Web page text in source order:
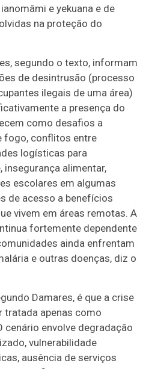
e yekuana e de
na proteção do
segundo o texto, informam
de desintrusão (processo
ilegais de uma área)
a presença do
como desafios a
fogo, conflitos entre
logísticas para
insegurança alimentar,
escolares em algumas
de acesso a benefícios
vivem em áreas remotas. A
fortemente dependente
ainda enfrentam
e outras doenças, diz o
Damares, é que a crise
tratada apenas como
cenário envolve degradação
vulnerabilidade
ausência de serviços